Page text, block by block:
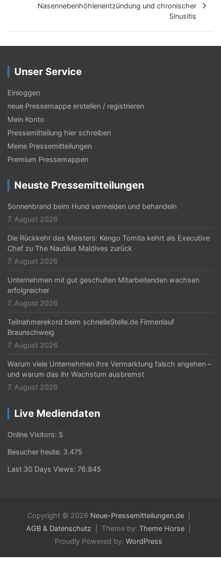
a
s
-
N
a
v
i
g
a
t
i
o
n
Nasennebenhöhlenentzündung und chronischer
Sinusitis
Unser Service
Einloggen
neue Pressemappe erstellen / registrieren
Mein Konto
Pressemitteilung hier schreiben
Meine Pressemitteilungen
Premium Pressemappen
Neuste Pressemitteilungen
Sonnenbrand beim Hund vermeiden und behandeln
7. August 2026
Die Rückkehr des Meisters: Kengo Tomita kehrt als Executive
Chef zu The Nautilus Maldives zurück
7. August 2026
Unternehmen mit gut geschulten Mitarbeitenden wachsen
erfolgreicher
7. August 2026
Teilnahmerekord beim schnelleStelle.de Firmenlauf
Braunschweig
7. August 2026
Warum viele Unternehmen ihre Vermarktung falsch angehen –
und warum das ihr Wachstum ausbremst
7. August 2026
Live Mediendaten
Online Visitors: 5
Besucher heute: 3.475
Last 30 Days Views: 76.845
Copyright © 2026 Neue-Pressemitteilungen.de
AGB & Datenschutz
Theme by: Theme Horse
Proudly Powered by: WordPress